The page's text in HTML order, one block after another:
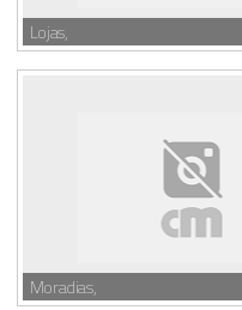
Lojas,
Moradias,